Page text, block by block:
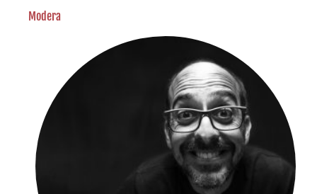
Modera